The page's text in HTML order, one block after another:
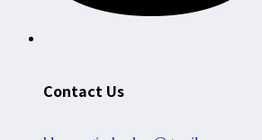
Contact Us